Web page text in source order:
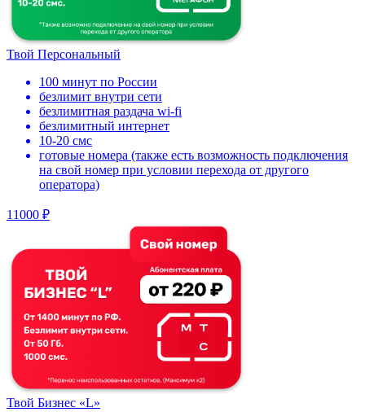
Твой Персональный
100 минут по России
безлимит внутри сети
безлимитная раздача wi-fi
безлимитный интернет
10-20 смс
готовые номера (также есть возможность подключения
на свой номер при условии перехода от другого
оператора)
11000 ₽
Твой Бизнес «L»